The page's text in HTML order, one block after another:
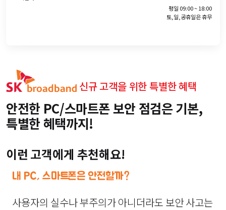
평일 09:00 ~ 18:00
토,일,공휴일은 휴무
신규 고객을 위한 특별한 혜택
안전한 PC/스마트폰 보안 점검은 기본,
특별한 혜택까지!
이런 고객에게 추천해요!
내 PC, 스마트폰은 안전할까?
사용자의 실수나 부주의가 아니더라도 보안 사고는